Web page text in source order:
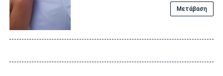
Μετάβαση